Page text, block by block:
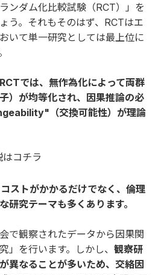
ンダム化比較試験（RCT）」を
う。それもそのはず、RCTはエ
いて単一研究としては最上位に
では、無作為化によって両群
）が均等化され、因果推論の必
（交換可能性）が理論
はコチラ
ストがかかるだけでなく、倫理
研究テーマも多くあります。
で観察されたデータから因果関
」を行います。しかし、 観察研
異なることが多いため、交絡因